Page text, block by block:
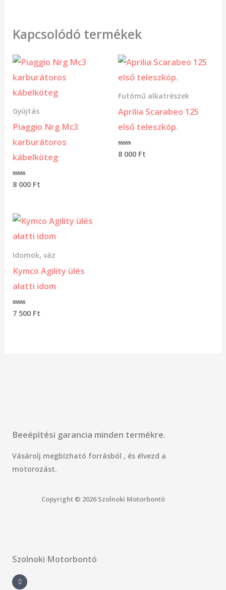
Kapcsolódó termékek
Gyújtás
Piaggio Nrg Mc3
karburátoros
kábelköteg
Értékelés:
8 000 Ft
Futómű alkatrészek
Aprilia Scarabeo 125
első teleszkóp.
Értékelés:
8 000 Ft
Idomok, váz
Kymco Agility ülés
alatti idom
Értékelés:
7 500 Ft
Beeépítési garancia minden termékre.
Vásárolj megbízható forrásból , és élvezd a
motorozást.
Copyright © 2026 Szolnoki Motorbontó
Szolnoki Motorbontó
a
c